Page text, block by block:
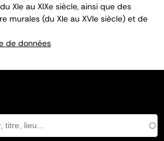
XIe au XIXe siècle, ainsi que des
murales (du XIe au XVIe siècle) et de
de données